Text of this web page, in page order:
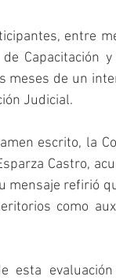
entre
Capacitación
meses de un
Judicial.
escrito, la
Castro,
mensaje refirió
como
esta